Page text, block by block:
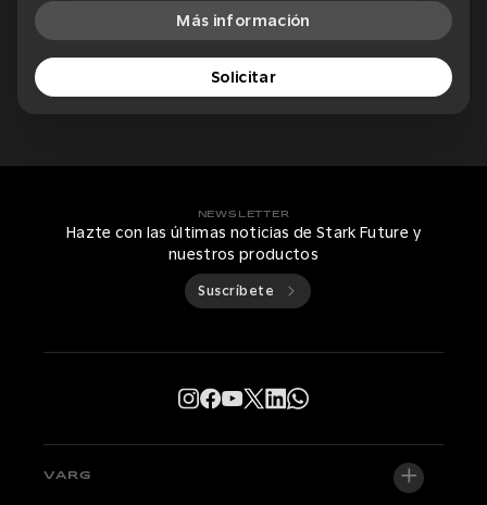
Más información
Solicitar
NEWSLETTER
Hazte con las últimas noticias de Stark Future y
nuestros productos
Suscríbete
VARG